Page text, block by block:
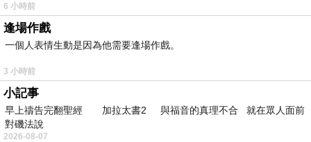
的墨客，在京城的古玩肆裡
6 小時前
逢場作戲
一個人表情生動是因為他需要逢場作戲。
3 小時前
小記事
早上禱告完翻聖經 加拉太書2 與福音的真理不合 就在眾人面前
對磯法說
2026-08-07